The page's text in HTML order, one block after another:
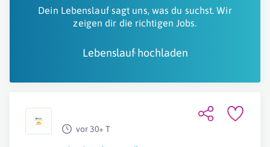
Dein Lebenslauf sagt uns, was du suchst. Wir
zeigen dir die richtigen Jobs.
Lebenslauf hochladen
vor 30+ T